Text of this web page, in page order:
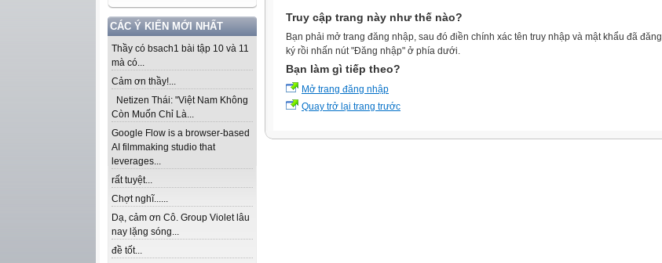
CÁC Ý KIẾN MỚI NHẤT
Thầy có bsach1 bài tập 10 và 11
mà có...
Cảm ơn thầy!...
Netizen Thái: "Việt Nam Không
Còn Muốn Chỉ Là...
Google Flow is a browser-based
AI filmmaking studio that
leverages...
rất tuyệt...
Chợt nghĩ......
Dạ, cảm ơn Cô. Group Violet lâu
nay lặng sóng...
đề tốt...
Truy cập trang này như thế nào?
Bạn phải mở trang đăng nhập, sau đó điền chính xác tên truy nhập và mật khẩu đã đăng
ký rồi nhấn nút "Đăng nhập" ở phía dưới.
Bạn làm gì tiếp theo?
Mở trang đăng nhập
Quay trở lại trang trước